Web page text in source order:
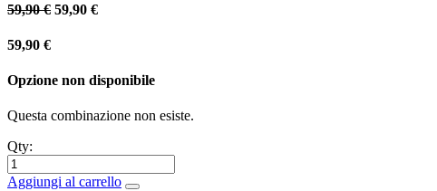
59,90€ 59,90 €
59,90 €
Opzione non disponibile
Questa combinazione non esiste.
Qty:
Aggiungi al carrello